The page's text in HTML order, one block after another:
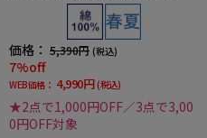
価格： 5,390円 (税込)
7%off
WEB価格： 4,990円 (税込)
★2点で1,000円OFF／3点で3,00
0円OFF対象